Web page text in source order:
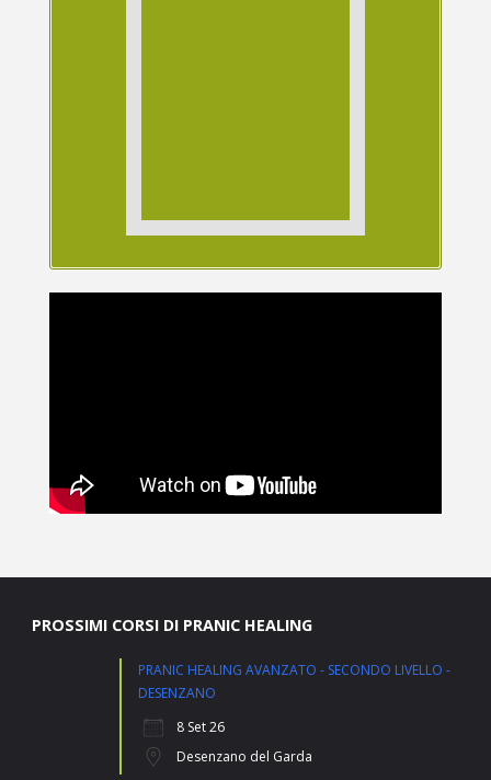
PROSSIMI CORSI DI PRANIC HEALING
PRANIC HEALING AVANZATO - SECONDO LIVELLO -
DESENZANO
8 Set 26
Desenzano del Garda